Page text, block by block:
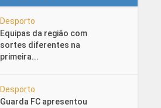
Desporto
Equipas da região com
sortes diferentes na
primeira...
Desporto
Guarda FC apresentou